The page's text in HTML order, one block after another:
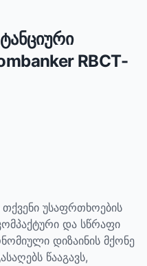
RBCT-
თქვენი უსაფრთხოების
და სწრაფი
დიზაინის მქონე
წააგავს,